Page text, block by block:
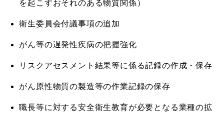
を起こすおそれのある物質関係）
衛生委員会付議事項の追加
がん等の遅発性疾病の把握強化
リスクアセスメント結果等に係る記録の作成・保存
がん原性物質の製造等の作業記録の保存
職長等に対する安全衛生教育が必要となる業種の拡